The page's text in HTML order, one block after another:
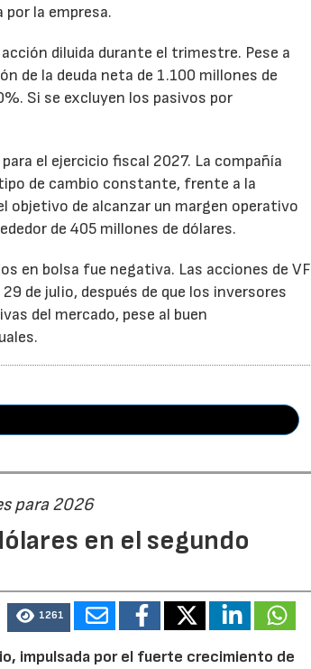
la empresa.
diluida durante el trimestre. Pese a
de la deuda neta de 1.100 millones de
Si se excluyen los pasivos por
el ejercicio fiscal 2027. La compañía
de cambio constante, frente a la
objetivo de alcanzar un margen operativo
de 405 millones de dólares.
en bolsa fue negativa. Las acciones de VF
de julio, después de que los inversores
del mercado, pese al buen
para 2026
en el segundo
1261
impulsada por el fuerte crecimiento de